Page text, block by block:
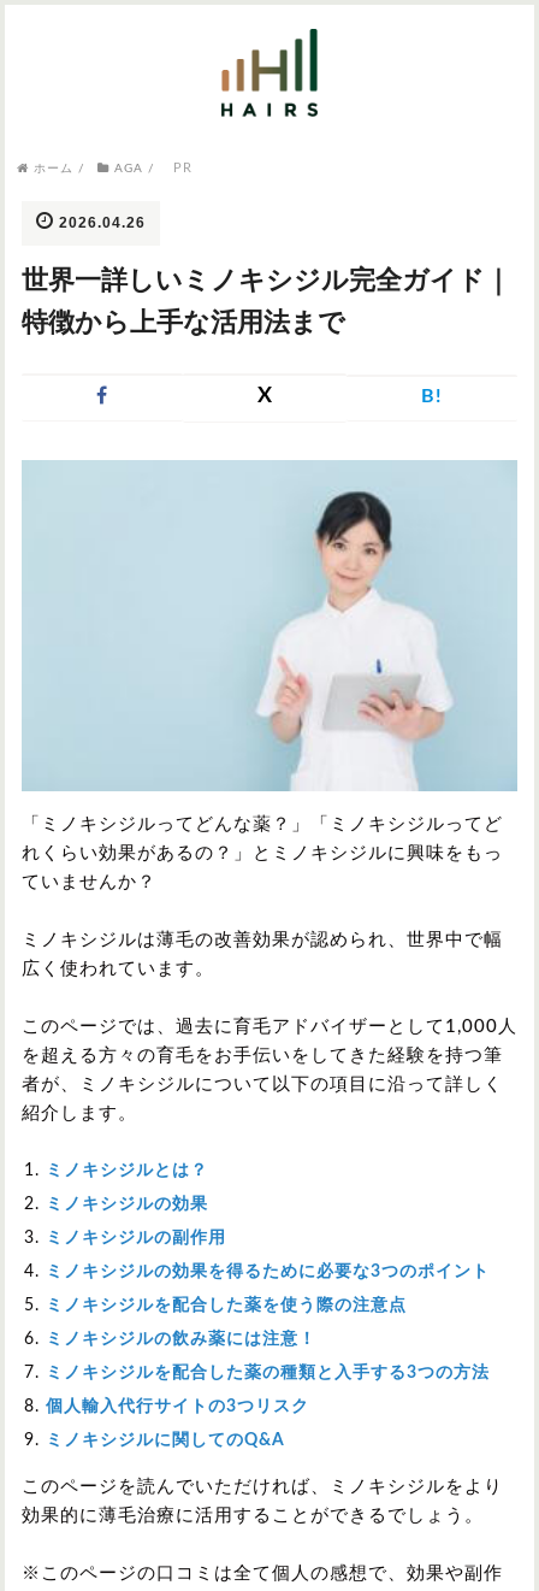
AGA
お問い合わせ
ホーム / AGA / PR
2026.04.26
世界一詳しいミノキシジル完全ガイド｜
特徴から上手な活用法まで
X B!
「ミノキシジルってどんな薬？」「ミノキシジルってど
れくらい効果があるの？」とミノキシジルに興味をもっ
ていませんか？
ミノキシジルは薄毛の改善効果が認められ、世界中で幅
広く使われています。
このページでは、過去に育毛アドバイザーとして1,000人
を超える方々の育毛をお手伝いをしてきた経験を持つ筆
者が、ミノキシジルについて以下の項目に沿って詳しく
紹介します。
ミノキシジルとは？
ミノキシジルの効果
ミノキシジルの副作用
ミノキシジルの効果を得るために必要な3つのポイント
ミノキシジルを配合した薬を使う際の注意点
ミノキシジルの飲み薬には注意！
ミノキシジルを配合した薬の種類と入手する3つの方法
個人輸入代行サイトの3つリスク
ミノキシジルに関してのQ&A
このページを読んでいただければ、ミノキシジルをより
効果的に薄毛治療に活用することができるでしょう。
※このページの口コミは全て個人の感想で、効果や副作
気になるワードから記事を探す
症状・悩みから記事を探す
ふけ
女性の薄毛
対策・アイテムから記事を探す